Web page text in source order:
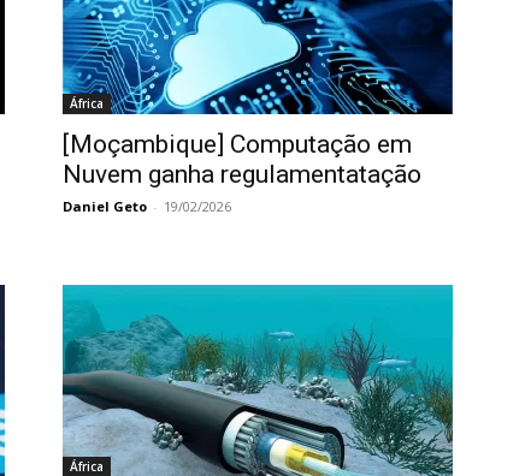
África
[Moçambique] Computação em
Nuvem ganha regulamentatação
Daniel Geto - 19/02/2026
África